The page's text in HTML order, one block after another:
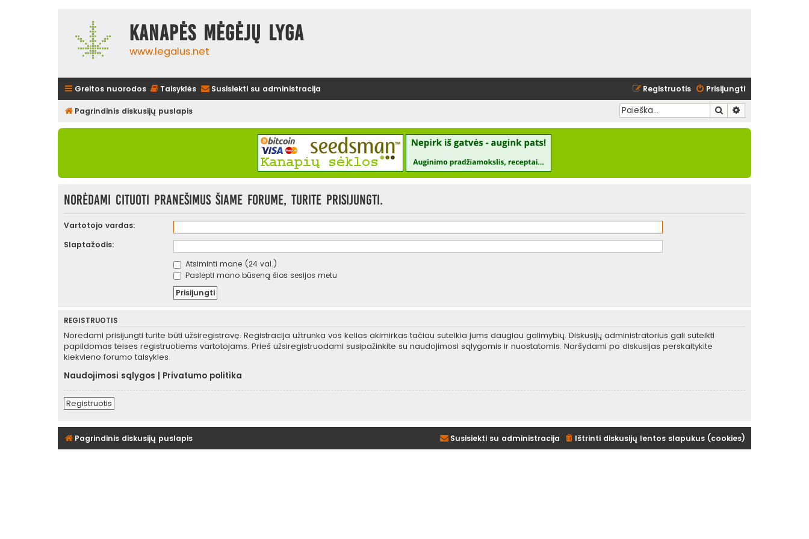
Kanapės mėgėjų lyga
www.legalus.net
Greitos nuorodos Taisyklės Susisiekti su administracija Prisijungti
Registruotis
Pagrindinis diskusijų puslapis Ieškoti
Norėdami cituoti pranešimus šiame forume, turite prisijungti.
Vartotojo vardas:
Slaptažodis:
Atsiminti mane (24 val.)
Paslėpti mano būseną šios sesijos metu
REGISTRUOTIS
Norėdami prisijungti turite būti užsiregistravę. Registracija užtrunka vos kelias akimirkas tačiau suteikia jums daugiau galimybių. Diskusijų administratorius gali suteikti
papildomas teises registruotiems vartotojams. Prieš užsiregistruodami susipažinkite su naudojimosi sąlygomis ir nuostatomis. Naršydami po diskusijas perskaitykite
kiekvieno forumo taisykles.
Naudojimosi sąlygos
Privatumo politika
Registruotis
Pagrindinis diskusijų puslapis Ištrinti diskusijų lentos slapukus (cookies)
Susisiekti su administracija